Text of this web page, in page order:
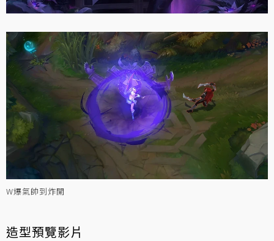
W爆氣帥到炸開
造型預覽影片